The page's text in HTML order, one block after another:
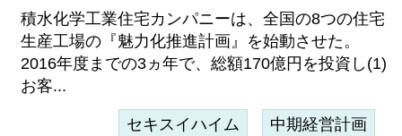
積水化学工業住宅カンパニーは、全国の8つの住宅
生産工場の『魅力化推進計画』を始動させた。
2016年度までの3ヵ年で、総額170億円を投資し(1)
お客...
セキスイハイム 中期経営計画